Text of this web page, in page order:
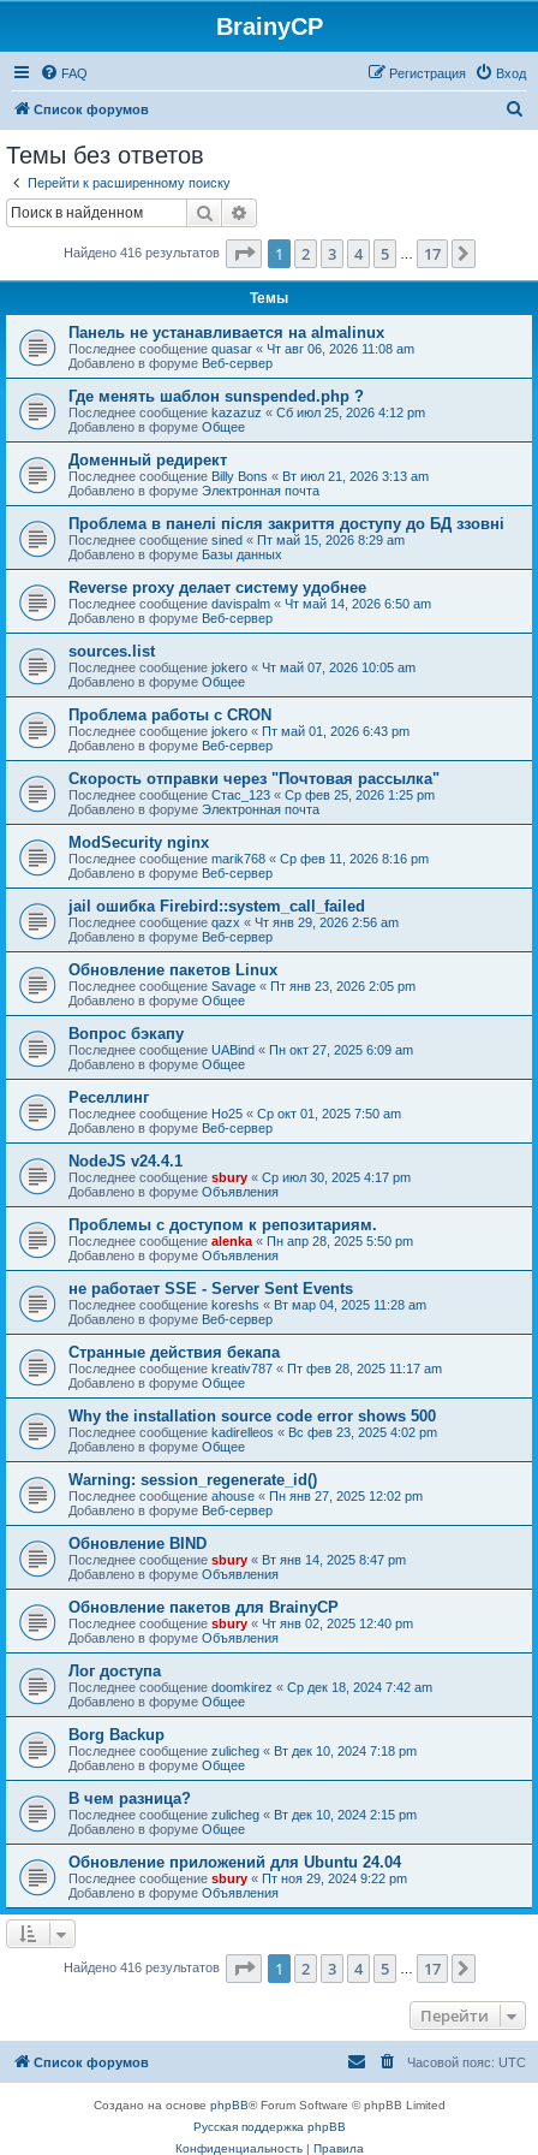
BrainyCP
FAQ Вход
Регистрация
Список форумов
Темы без ответов
Перейти к расширенному поиску
Поиск
Найдено 416 результатов Страница из 17
1 2 3 4 5 17
Темы
Панель не устанавливается на almalinux
Последнее сообщение quasar « Чт авг 06, 2026 11:08 am
Добавлено в форуме Веб-сервер
Где менять шаблон sunspended.php ?
Последнее сообщение kazazuz « Сб июл 25, 2026 4:12 pm
Добавлено в форуме Общее
Доменный редирект
Последнее сообщение Billy Bons « Вт июл 21, 2026 3:13 am
Добавлено в форуме Электронная почта
Проблема в панелі після закриття доступу до БД ззовні
Последнее сообщение sined « Пт май 15, 2026 8:29 am
Добавлено в форуме Базы данных
Reverse proxy делает систему удобнее
Последнее сообщение davispalm « Чт май 14, 2026 6:50 am
Добавлено в форуме Веб-сервер
sources.list
Последнее сообщение jokero « Чт май 07, 2026 10:05 am
Добавлено в форуме Общее
Проблема работы с CRON
Последнее сообщение jokero « Пт май 01, 2026 6:43 pm
Добавлено в форуме Веб-сервер
Скорость отправки через "Почтовая рассылка"
Последнее сообщение Стас_123 « Ср фев 25, 2026 1:25 pm
Добавлено в форуме Электронная почта
ModSecurity nginx
Последнее сообщение marik768 « Ср фев 11, 2026 8:16 pm
Добавлено в форуме Веб-сервер
jail ошибка Firebird::system_call_failed
Последнее сообщение qazx « Чт янв 29, 2026 2:56 am
Добавлено в форуме Веб-сервер
Обновление пакетов Linux
Последнее сообщение Savage « Пт янв 23, 2026 2:05 pm
Добавлено в форуме Общее
Вопрос бэкапу
Последнее сообщение UABind « Пн окт 27, 2025 6:09 am
Добавлено в форуме Общее
Реселлинг
Последнее сообщение Ho25 « Ср окт 01, 2025 7:50 am
Добавлено в форуме Веб-сервер
NodeJS v24.4.1
Последнее сообщение sbury « Ср июл 30, 2025 4:17 pm
Добавлено в форуме Объявления
Проблемы с доступом к репозитариям.
Последнее сообщение alenka « Пн апр 28, 2025 5:50 pm
Добавлено в форуме Объявления
не работает SSE - Server Sent Events
Последнее сообщение koreshs « Вт мар 04, 2025 11:28 am
Добавлено в форуме Веб-сервер
Странные действия бекапа
Последнее сообщение kreativ787 « Пт фев 28, 2025 11:17 am
Добавлено в форуме Общее
Why the installation source code error shows 500
Последнее сообщение kadirelleos « Вс фев 23, 2025 4:02 pm
Добавлено в форуме Общее
Warning: session_regenerate_id()
Последнее сообщение ahouse « Пн янв 27, 2025 12:02 pm
Добавлено в форуме Веб-сервер
Обновление BIND
Последнее сообщение sbury « Вт янв 14, 2025 8:47 pm
Добавлено в форуме Объявления
Oбновление пакетов для BrainyCP
Последнее сообщение sbury « Чт янв 02, 2025 12:40 pm
Добавлено в форуме Объявления
Лог доступа
Последнее сообщение doomkirez « Ср дек 18, 2024 7:42 am
Добавлено в форуме Общее
Borg Backup
Последнее сообщение zulicheg « Вт дек 10, 2024 7:18 pm
Добавлено в форуме Общее
В чем разница?
Последнее сообщение zulicheg « Вт дек 10, 2024 2:15 pm
Добавлено в форуме Общее
Обновление приложений для Ubuntu 24.04
Последнее сообщение sbury « Пт ноя 29, 2024 9:22 pm
Добавлено в форуме Объявления
Найдено 416 результатов Страница из 17
1 2 3 4 5 17
Перейти
Список форумов Часовой пояс: UTC
Создано на основе phpBB® Forum Software © phpBB Limited
Русская поддержка phpBB
Конфиденциальность| Правила